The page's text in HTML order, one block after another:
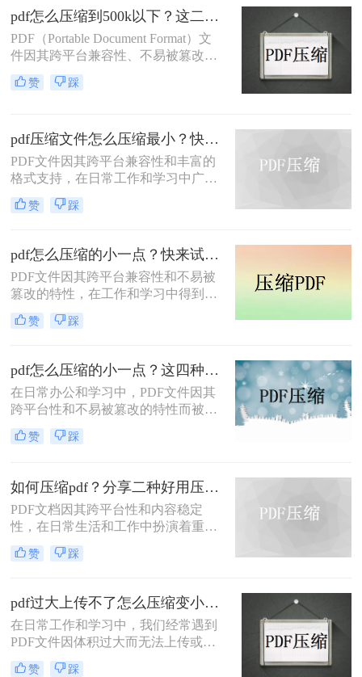
变得尤为重要。本文将详细介绍四种
常用的方法，帮助您轻松应对这一挑
战。
pdf怎么压缩到500k以下？这二种压缩方法你可以轻松学会！
PDF（Portable Document Format）文
件因其跨平台兼容性、不易被篡改的
特性以及保持文档格式一致性的能
力，在日常办公和文件分享中得到了
上传、发送或存储。那么pdf怎么压缩
到500k以下呢？本文将介绍两种将
PDF文件压缩到500K以下的方法。
赞 踩
pdf压缩文件怎么压缩最小？快来试着使用这三种压缩方法！
PDF文件因其跨平台兼容性和丰富的
格式支持，在日常工作和学习中广泛
应用。然而，有时我们需要将PDF文
件压缩到最小，以便更高效地存储和
呢？本文将介绍三种实用的PDF压缩
方法。
赞 踩
pdf怎么压缩的小一点？快来试试这4种压缩方法！
PDF文件因其跨平台兼容性和不易被
篡改的特性，在工作和学习中得到了
广泛应用。然而，PDF文件有时体积
过大，不便于存储和传输。那么pdf怎
有效的PDF压缩方法。
赞 踩
pdf怎么压缩的小一点？这四种压缩方法了解一下
在日常办公和学习中，PDF文件因其
跨平台性和不易被篡改的特性而被广
泛使用。然而，有时PDF文件过大，
会给传输和存储带来不便。那么pdf怎
将PDF压缩得更小的方法。
赞 踩
如何压缩pdf？分享二种好用压缩方法！
PDF文档因其跨平台性和内容稳定
性，在日常生活和工作中扮演着重要
角色。然而，有时PDF文件过大，会
影响传输速度或占用过多存储空间。
压缩PDF的方法。
赞 踩
pdf过大上传不了怎么压缩变小？快来试试这3种压缩方法！
在日常工作和学习中，我们经常遇到
PDF文件因体积过大而无法上传或分
享的情况。那么pdf过大上传不了怎么
赞 踩